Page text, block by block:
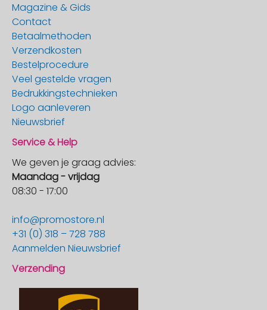
Magazine & Gids
Contact
Betaalmethoden
Verzendkosten
Bestelprocedure
Veel gestelde vragen
Bedrukkingstechnieken
Logo aanleveren
Nieuwsbrief
Service & Help
We geven je graag advies:
Maandag - vrijdag
08:30 - 17:00
info@promostore.nl
+31 (0) 318 – 728 788
Aanmelden Nieuwsbrief
Verzending